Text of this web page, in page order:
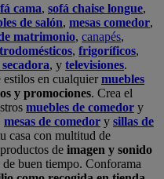
cama, sofá chaise longue,
de salón, mesas comedor,
matrimonio, canapés,
, frigoríficos,
, y televisiones.
estilos en cualquiermuebles
y promociones. Crea el
muebles de comedor y
mesas de comedor y sillas de
casa con multitud de
de imagen y sonido
de buen tiempo. Conforama